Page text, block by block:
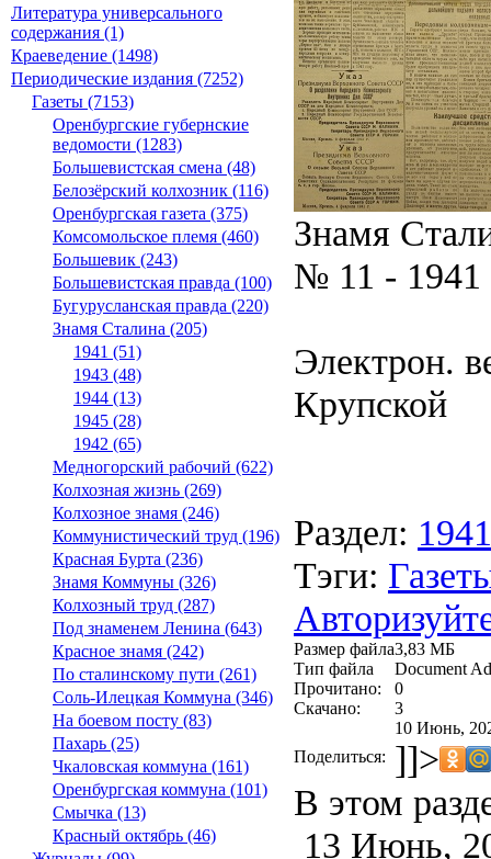
Литература универсального
содержания (1)
Краеведение (1498)
Периодические издания (7252)
Газеты (7153)
Оренбургские губернские
ведомости (1283)
Большевистская смена (48)
Белозёрский колхозник (116)
Оренбургская газета (375)
Комсомольское племя (460)
Большевик (243)
Большевистская правда (100)
Бугурусланская правда (220)
Знамя Сталина (205)
1941 (51)
1943 (48)
1944 (13)
1945 (28)
1942 (65)
Медногорский рабочий (622)
Колхозная жизнь (269)
Колхозное знамя (246)
Коммунистический труд (196)
Красная Бурта (236)
Знамя Коммуны (326)
Колхозный труд (287)
Под знаменем Ленина (643)
Красное знамя (242)
По сталинскому пути (261)
Соль-Илецкая Коммуна (346)
На боевом посту (83)
Пахарь (25)
Чкаловская коммуна (161)
Оренбургская коммуна (101)
Смычка (13)
Красный октябрь (46)
Знамя
№ 11 - 1941
Электрон.
Крупской
Раздел: 1941
Тэги:
Размер файла3,83 МБ
Тип файла
Document
Прочитано:
0
Скачано:
3
10 Июнь,
Поделиться: ]]>
В этом
13 Июнь,